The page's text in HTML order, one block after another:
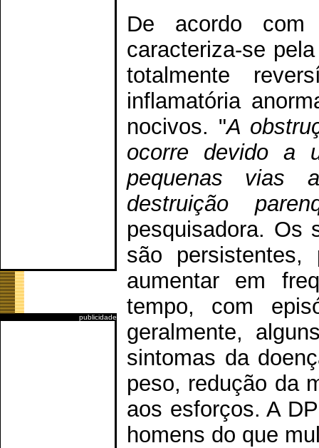
publicidade
De acordo com
caracteriza-se
totalmente
inflamatória
nocivos. "A
ocorre devido a
pequenas vias
destruição
pesquisadora. Os
são
aumentar em
tempo, com
geralmente,
sintomas da
peso, redução da
aos esforços. A
homens do que